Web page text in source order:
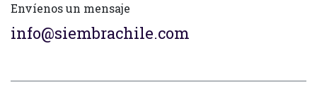
Envíenos un mensaje
info@siembrachile.com